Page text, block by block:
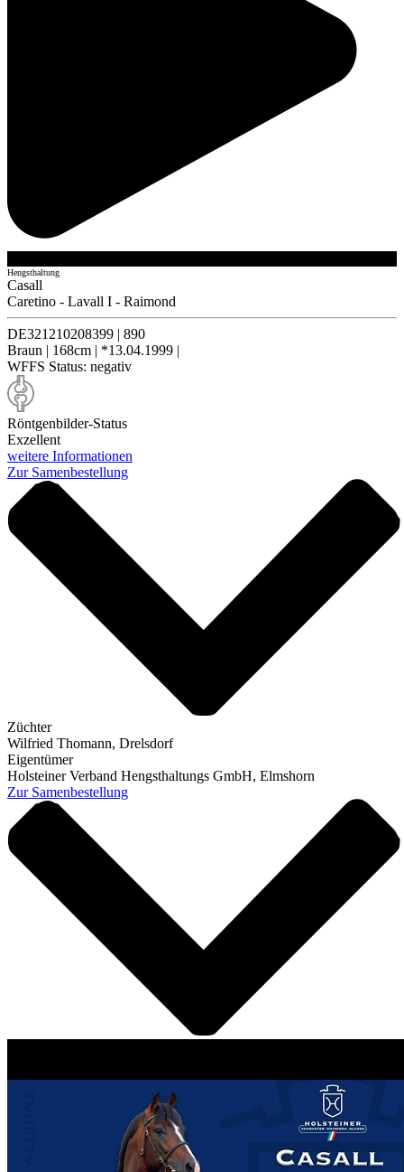
Hengsthaltung
Casall
Caretino - Lavall I - Raimond
DE321210208399 | 890
Braun | 168cm | *13.04.1999 |
WFFS Status: negativ
Röntgenbilder-Status
Exzellent
weitere Informationen
Zur Samenbestellung
Züchter
Wilfried Thomann, Drelsdorf
Eigentümer
Holsteiner Verband Hengsthaltungs GmbH, Elmshorn
Zur Samenbestellung